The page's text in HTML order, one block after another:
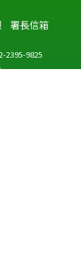
署長信箱
2395-9825